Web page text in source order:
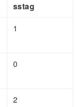
sstag
1
0
2